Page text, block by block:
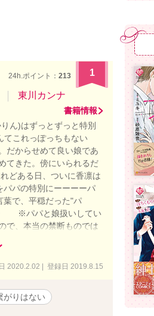
24h.ポイント： 213 1
東川カンナ
書籍情報
ん)はずっとずっと特別
てこれっぽっちもない
だからせめて良い娘であ
てきた。傍にいられるだ
どある日、ついに香凛は
パの特別にーーーーパ
葉で、平穏だった"パ
※パパと娘扱いしてい
で、本当の禁断ものでは
2020.2.02 | 登録日 2019.8.15
がりはない